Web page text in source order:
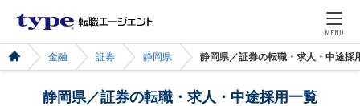
MENU
金融 証券 静岡県 静岡県／証券の転職・求人・中途採
静岡県／証券の転職・求人・中途採用一覧